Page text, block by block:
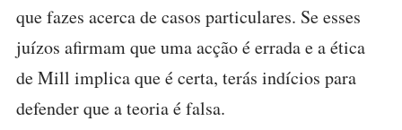
que fazes acerca de casos particulares. Se esses
juízos afirmam que uma acção é errada e a ética
de Mill implica que é certa, terás indícios para
defender que a teoria é falsa.